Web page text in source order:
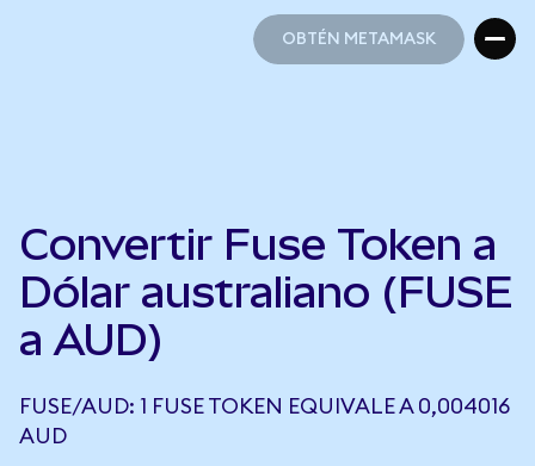
OBTÉN METAMASK
Convertir Fuse Token a
Dólar australiano (FUSE
a AUD)
FUSE/AUD: 1 FUSE TOKEN EQUIVALE A 0,004016
AUD